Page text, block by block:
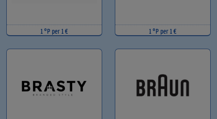
1 °P per 1 € 1 °P per 1 €